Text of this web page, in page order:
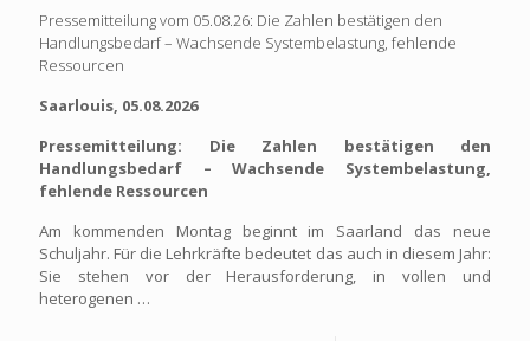
Pressemitteilung vom 05.08.26: Die Zahlen bestätigen den
Handlungsbedarf – Wachsende Systembelastung, fehlende
Ressourcen
Saarlouis, 05.08.2026
Pressemitteilung: Die Zahlen bestätigen den
Handlungsbedarf – Wachsende Systembelastung,
fehlende Ressourcen
Am kommenden Montag beginnt im Saarland das neue
Schuljahr. Für die Lehrkräfte bedeutet das auch in diesem Jahr:
Sie stehen vor der Herausforderung, in vollen und
heterogenen …